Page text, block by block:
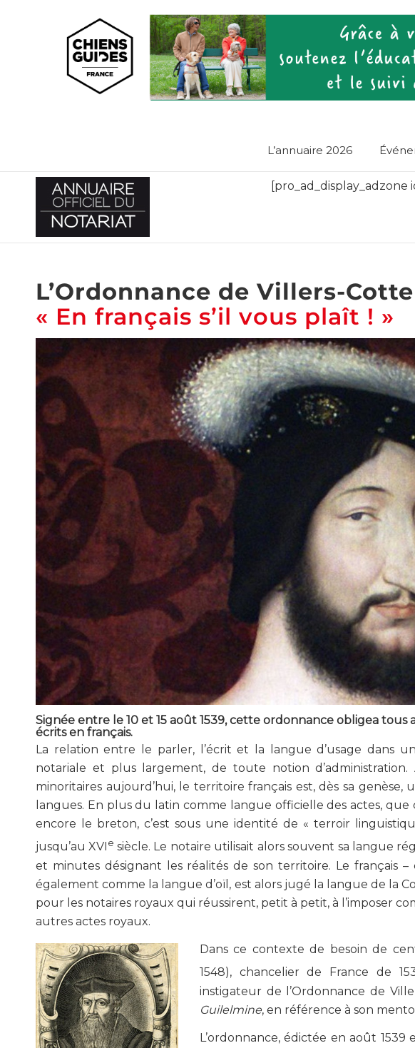
L’annuaire 2026
[pro_ad_display_adzone
L’Ordonnance de Villers-
« En français s’il vous plaît ! »
Signée entre le 10 et 15 août 1539, cette ordonnance obligea
écrits en français.
La relation entre le parler, l’écrit et la langue d’usage
notariale et plus largement, de toute notion
minoritaires aujourd’hui, le territoire français est, dès sa
langues. En plus du latin comme langue officielle des actes, que
encore le breton, c’est sous une identité de « terroir
jusqu’au XVI e siècle. Le notaire utilisait alors souvent sa langue
et minutes désignant les réalités de son territoire. Le français
également comme la langue d’oïl, est alors jugé la langue de la
pour les notaires royaux qui réussirent, petit à petit, à l’imposer
autres actes royaux.
Dans ce contexte de besoin de
1548), chancelier de France de
instigateur de l’Ordonnance de
Guilelmine, en référence à son
L’ordonnance, édictée en août 1539